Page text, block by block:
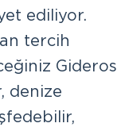
ediliyor.
tercih
Gideros
denize